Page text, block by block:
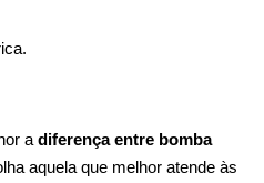
a diferença entre bomba
aquela que melhor atende às